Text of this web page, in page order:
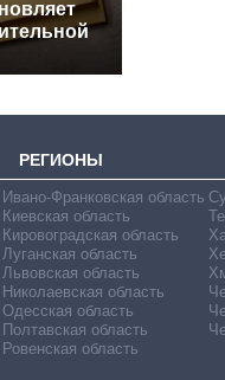
РЕГИОНЫ
Ивано-Франковская область
Киевская область
Кировоградская область
Луганская область
Львовская область
Николаевская область
Одесская область
Полтавская область
Ровенская область